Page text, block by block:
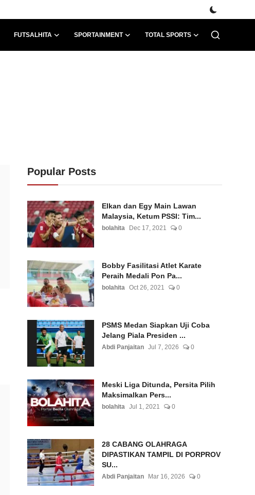
FUTSALHITA SPORTAINMENT TOTAL SPORTS
Popular Posts
Elkan dan Egy Main Lawan
Malaysia, Ketum PSSI: Tim...
bolahita Dec 17, 2021 0
Bobby Fasilitasi Atlet Karate
Peraih Medali Pon Pa...
bolahita Oct 26, 2021 0
PSMS Medan Siapkan Uji Coba
Jelang Piala Presiden ...
Abdi Panjaitan Jul 7, 2026 0
Meski Liga Ditunda, Persita Pilih
Maksimalkan Pers...
bolahita Jul 1, 2021 0
28 CABANG OLAHRAGA
DIPASTIKAN TAMPIL DI PORPROV
SU...
Abdi Panjaitan Mar 16, 2026 0